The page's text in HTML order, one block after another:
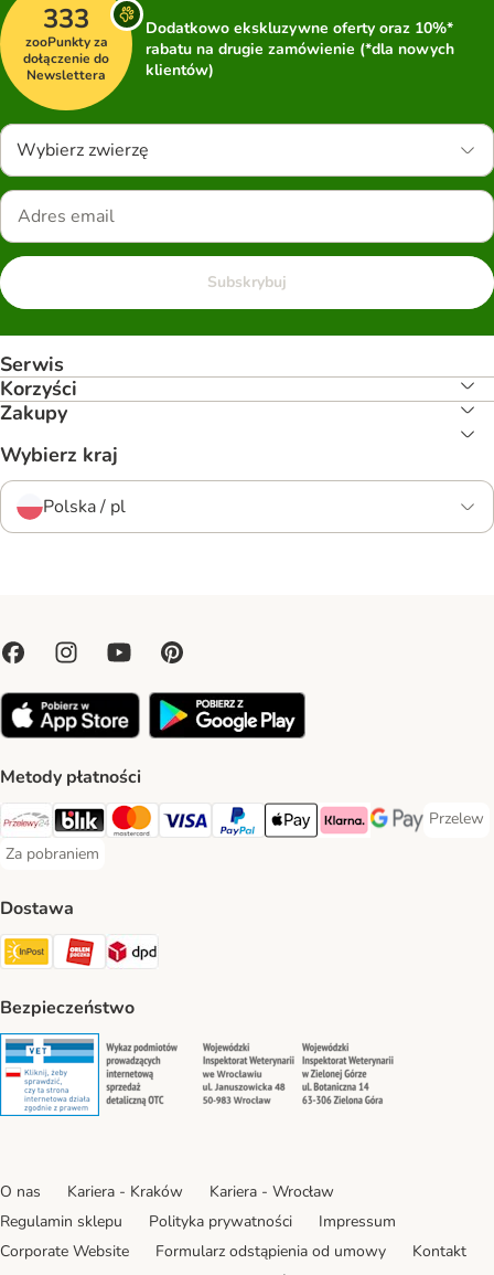
333
zooPunkty za
dołączenie do
Newslettera
Dodatkowo ekskluzywne oferty oraz 10%*
rabatu na drugie zamówienie (*dla nowych
klientów)
Wybierz zwierzę
Subskrybuj
Serwis
Korzyści
Zakupy
Wybierz kraj
Polska / pl
Metody płatności
Przelewy24 Payment Method
Blik Payment Method
MasterCard Payment Method
Visa Payment Method
PayPal Payment Method
Apple Pay Payment Method
Klarna Payment Method
Google Pay
Przelew
Przelew
Za pobraniem
Za pobraniem Payment Method
Dostawa
Paczkomat® Shipping Method
ORLEN Paczka Shipping Method
DPD Shipping Method
Bezpieczeństwo
Security Security Security
O nas Kariera - Kraków
Kariera - Wrocław
Regulamin sklepu
Polityka prywatności
Impressum
Corporate Website
Formularz odstąpienia od umowy
Kontakt